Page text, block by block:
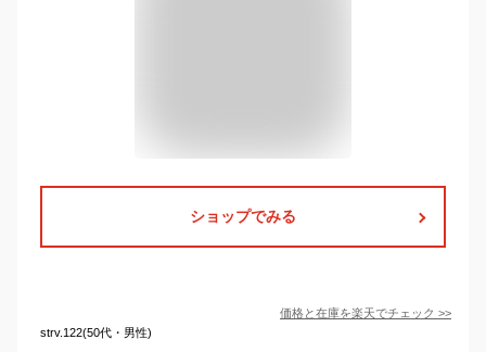
ショップでみる
価格と在庫を楽天でチェック >>
strv.122(50代・男性)